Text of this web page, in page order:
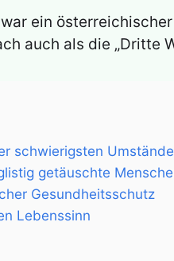
ein
auch als die „Dritte
schwierigsten
getäuschte
Gesundheitsschutz
Lebenssinn